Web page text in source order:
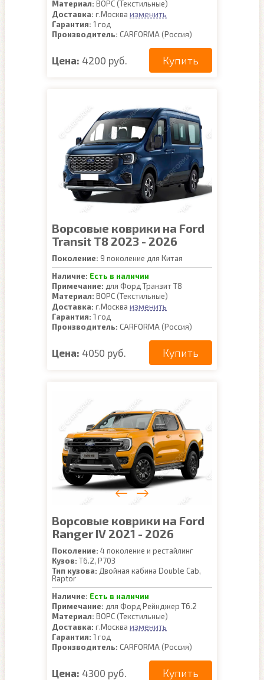
Материал: ВОРС (Текстильные)
Доставка: г.Москва изменить
Гарантия: 1 год
Производитель: CARFORMA (Россия)
Цена: 4200 руб. Купить
Ворсовые коврики на Ford
Transit T8 2023 - 2026
Поколение: 9 поколение для Китая
Наличие: Есть в наличии
Примечание: для Форд Транзит Т8
Материал: ВОРС (Текстильные)
Доставка: г.Москва изменить
Гарантия: 1 год
Производитель: CARFORMA (Россия)
Цена: 4050 руб. Купить
Ворсовые коврики на Ford
Ranger IV 2021 - 2026
Поколение: 4 поколение и рестайлинг
Кузов: T6.2, P703
Тип кузова: Двойная кабина Double Cab,
Raptor
Наличие: Есть в наличии
Примечание: для Форд Рейнджер Т6.2
Материал: ВОРС (Текстильные)
Доставка: г.Москва изменить
Гарантия: 1 год
Производитель: CARFORMA (Россия)
Цена: 4300 руб. Купить